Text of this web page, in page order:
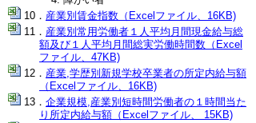
産業別賃金指数（Excelファイル、16KB)
産業別常用労働者１人平均月間現金給与総
額及び１人平均月間総実労働時間数（Excel
ファイル、47KB)
産業,学歴別新規学校卒業者の所定内給与額
（Excelファイル、16KB)
企業規模,産業別短時間労働者の１時間当た
り所定内給与額（Excelファイル、 15KB)